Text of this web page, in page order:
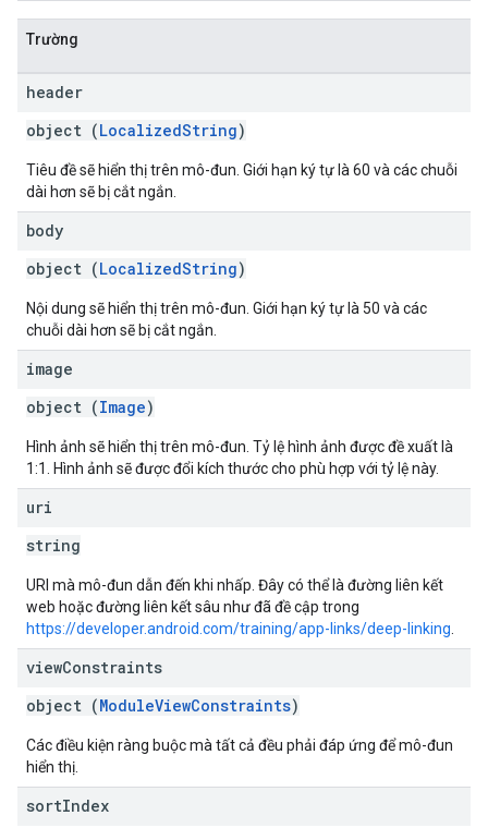
Trường
header
object (LocalizedString)
Tiêu đề sẽ hiển thị trên mô-đun. Giới hạn ký tự là 60 và các chuỗi
dài hơn sẽ bị cắt ngắn.
body
object (LocalizedString)
Nội dung sẽ hiển thị trên mô-đun. Giới hạn ký tự là 50 và các
chuỗi dài hơn sẽ bị cắt ngắn.
image
object (Image)
Hình ảnh sẽ hiển thị trên mô-đun. Tỷ lệ hình ảnh được đề xuất là
1:1. Hình ảnh sẽ được đổi kích thước cho phù hợp với tỷ lệ này.
uri
string
URI mà mô-đun dẫn đến khi nhấp. Đây có thể là đường liên kết
web hoặc đường liên kết sâu như đã đề cập trong
https://developer.android.com/training/app-links/deep-linking
viewConstraints
object (ModuleViewConstraints)
Các điều kiện ràng buộc mà tất cả đều phải đáp ứng để mô-đun
hiển thị.
sortIndex